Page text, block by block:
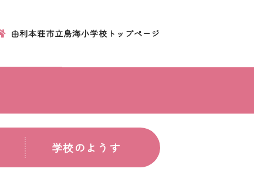
由利本荘市立鳥海小学校トップページ
学校のようす